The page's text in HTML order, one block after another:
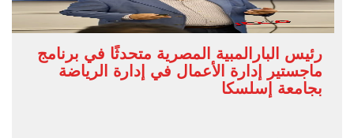
رئيس البارالمبية المصرية متحدثًا في برنامج
ماجستير إدارة الأعمال في إدارة الرياضة
بجامعة إسلسكا